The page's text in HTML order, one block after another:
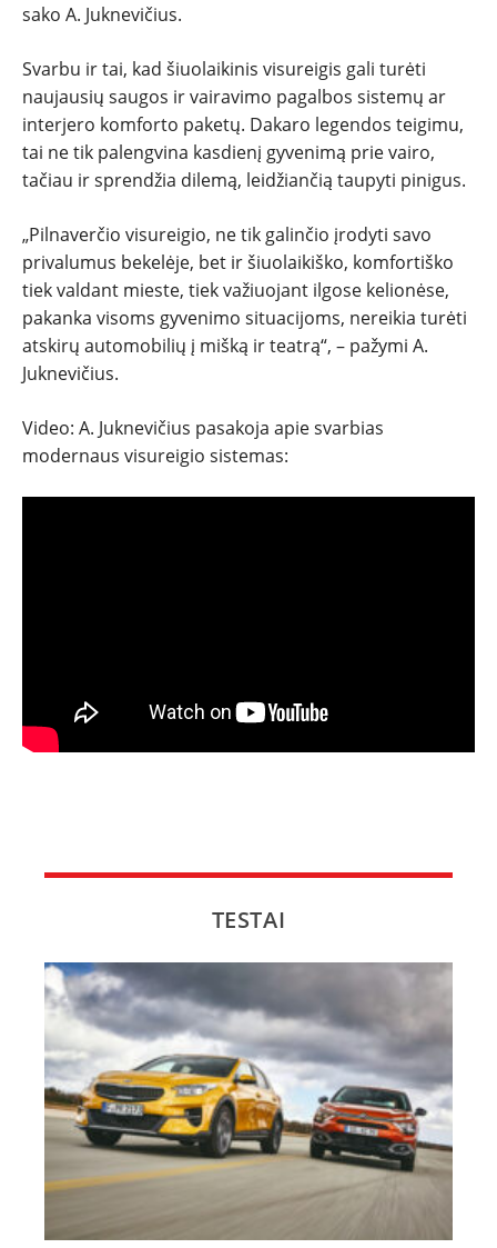
sako A. Juknevičius.
Svarbu ir tai, kad šiuolaikinis visureigis gali turėti
naujausių saugos ir vairavimo pagalbos sistemų ar
interjero komforto paketų. Dakaro legendos teigimu,
tai ne tik palengvina kasdienį gyvenimą prie vairo,
tačiau ir sprendžia dilemą, leidžiančią taupyti pinigus.
„Pilnaverčio visureigio, ne tik galinčio įrodyti savo
privalumus bekelėje, bet ir šiuolaikiško, komfortiško
tiek valdant mieste, tiek važiuojant ilgose kelionėse,
pakanka visoms gyvenimo situacijoms, nereikia turėti
atskirų automobilių į mišką ir teatrą“, – pažymi A.
Juknevičius.
Video: A. Juknevičius pasakoja apie svarbias
modernaus visureigio sistemas:
TESTAI